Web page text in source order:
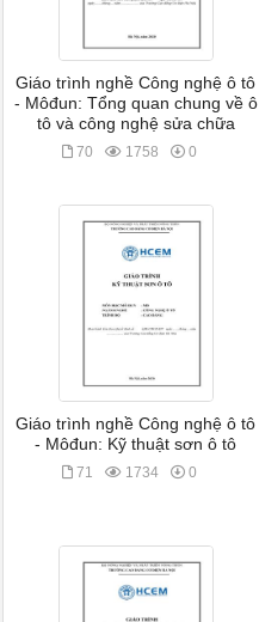
Giáo trình nghề Công nghệ ô tô
- Môđun: Tổng quan chung về ô
tô và công nghệ sửa chữa
70 1758 0
Giáo trình nghề Công nghệ ô tô
- Môđun: Kỹ thuật sơn ô tô
71 1734 0